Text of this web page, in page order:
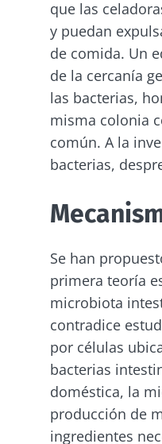
que las
y puedan
de comida. Un
de la cercanía
las bacterias,
misma colonia
común. A la
bacterias,
Se han
primera teoría
microbiota
contradice
por células
bacterias
doméstica, la
producción de
ingredientes
Está a punto
Únase a la
que le
que le
Me
del
* Campo
BMI 20-35